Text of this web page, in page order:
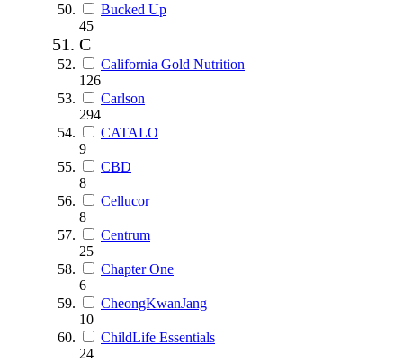
Bucked Up
45
C
California Gold Nutrition
126
Carlson
294
CATALO
9
CBD
8
Cellucor
8
Centrum
25
Chapter One
6
CheongKwanJang
10
ChildLife Essentials
24